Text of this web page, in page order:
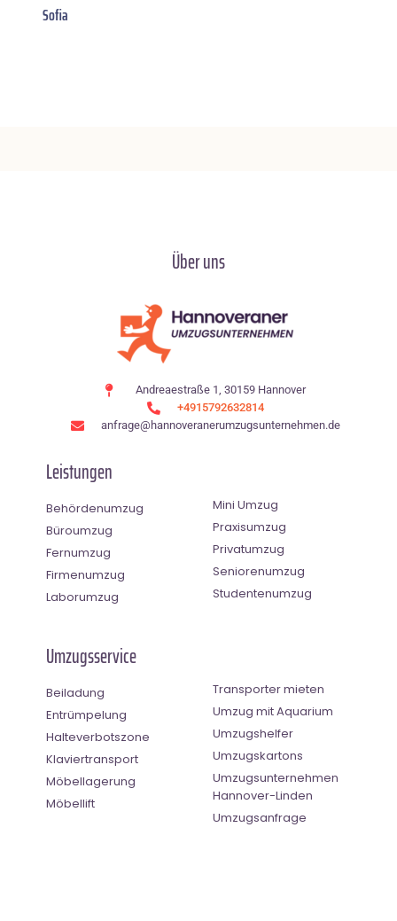
Sofia
Über uns
Andreaestraße 1, 30159 Hannover
+4915792632814
anfrage@hannoveranerumzugsunternehmen.de
Leistungen
Behördenumzug
Büroumzug
Fernumzug
Firmenumzug
Laborumzug
Mini Umzug
Praxisumzug
Privatumzug
Seniorenumzug
Studentenumzug
Umzugsservice
Beiladung
Entrümpelung
Halteverbotszone
Klaviertransport
Möbellagerung
Möbellift
Transporter mieten
Umzug mit Aquarium
Umzugshelfer
Umzugskartons
Umzugsunternehmen
Hannover-Linden
Umzugsanfrage